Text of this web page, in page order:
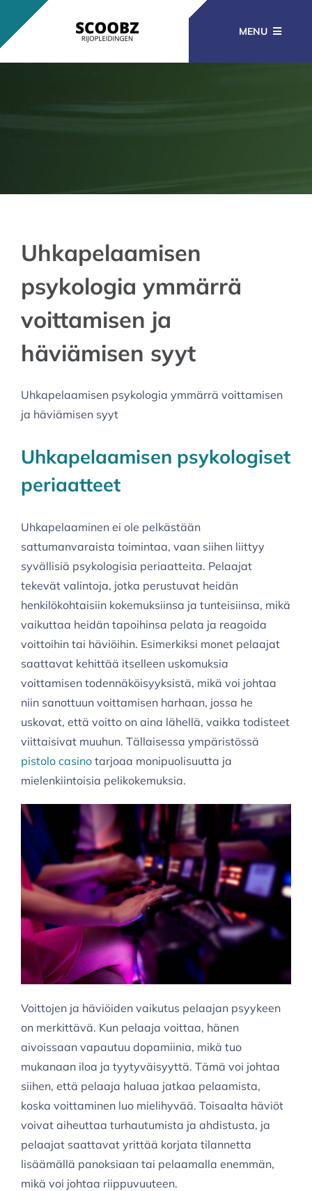
naar
inhoud
MENU
CONTACT
Uhkapelaamisen
psykologia ymmärrä
voittamisen ja
häviämisen syyt
Uhkapelaamisen psykologia ymmärrä voittamisen
ja häviämisen syyt
Uhkapelaamisen psykologiset
periaatteet
Uhkapelaaminen ei ole pelkästään
sattumanvaraista toimintaa, vaan siihen liittyy
syvällisiä psykologisia periaatteita. Pelaajat
tekevät valintoja, jotka perustuvat heidän
henkilökohtaisiin kokemuksiinsa ja tunteisiinsa, mikä
vaikuttaa heidän tapoihinsa pelata ja reagoida
voittoihin tai häviöihin. Esimerkiksi monet pelaajat
saattavat kehittää itselleen uskomuksia
voittamisen todennäköisyyksistä, mikä voi johtaa
niin sanottuun voittamisen harhaan, jossa he
uskovat, että voitto on aina lähellä, vaikka todisteet
viittaisivat muuhun. Tällaisessa ympäristössä
pistolo casino tarjoaa monipuolisuutta ja
mielenkiintoisia pelikokemuksia.
Voittojen ja häviöiden vaikutus pelaajan psyykeen
on merkittävä. Kun pelaaja voittaa, hänen
aivoissaan vapautuu dopamiinia, mikä tuo
mukanaan iloa ja tyytyväisyyttä. Tämä voi johtaa
siihen, että pelaaja haluaa jatkaa pelaamista,
koska voittaminen luo mielihyvää. Toisaalta häviöt
voivat aiheuttaa turhautumista ja ahdistusta, ja
pelaajat saattavat yrittää korjata tilannetta
lisäämällä panoksiaan tai pelaamalla enemmän,
mikä voi johtaa riippuvuuteen.